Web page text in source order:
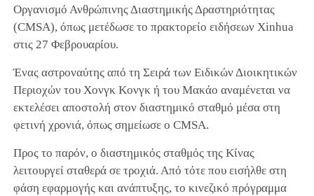
Οργανισμό Ανθρώπινης Διαστημικής Δραστηριότητας
(CMSA), όπως μετέδωσε το πρακτορείο ειδήσεων Xinhua
στις 27 Φεβρουαρίου.
Ένας αστροναύτης από τη Σειρά των Ειδικών Διοικητικών
Περιοχών του Χονγκ Κονγκ ή του Μακάο αναμένεται να
εκτελέσει αποστολή στον διαστημικό σταθμό μέσα στη
φετινή χρονιά, όπως σημείωσε ο CMSA.
Προς το παρόν, ο διαστημικός σταθμός της Κίνας
λειτουργεί σταθερά σε τροχιά. Από τότε που εισήλθε στη
φάση εφαρμογής και ανάπτυξης, το κινεζικό πρόγραμμα